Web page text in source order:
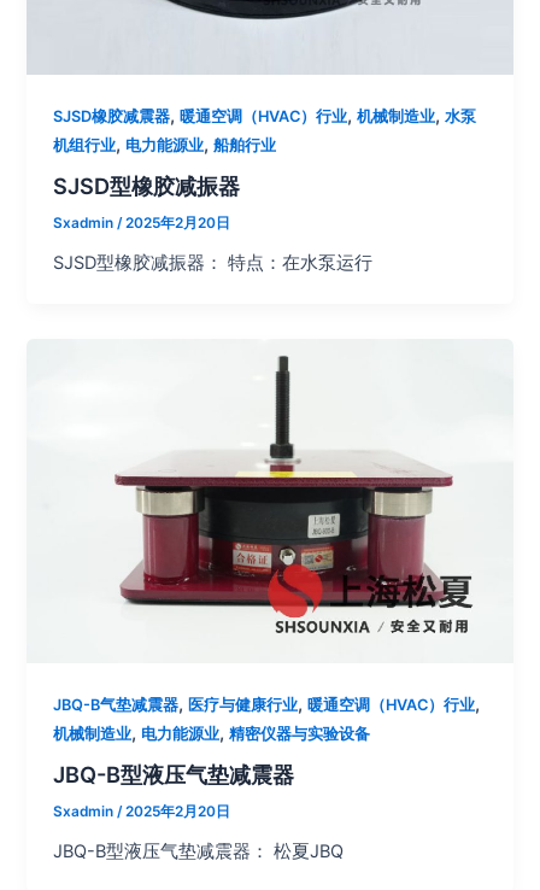
SJSD橡胶减震器,暖通空调（HVAC）行业,机械制造业,水泵
机组行业, 电力能源业,船舶行业
SJSD型橡胶减振器
Sxadmin/2025年2月20日
SJSD型橡胶减振器： 特点：在水泵运行
JBQ-B气垫减震器,医疗与健康行业,暖通空调（HVAC）行业,
机械制造业, 电力能源业,精密仪器与实验设备
JBQ-B型液压气垫减震器
Sxadmin/2025年2月20日
JBQ-B型液压气垫减震器： 松夏JBQ